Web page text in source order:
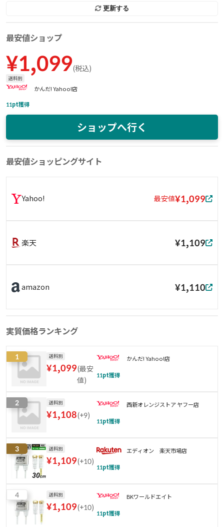
更新する
最安値ショップ
¥1,099(税込)
送料別
かんだ! Yahoo!店
11pt獲得
ショップへ行く
最安値ショッピングサイト
Yahoo! 最安値¥1,099
楽天 ¥1,109
amazon ¥1,110
実質価格ランキング
1 送料別
¥1,099(最安
値)
かんだ! Yahoo!店
11pt獲得
2 送料別
¥1,108(+9)
西新オレンジストア ヤフー店
11pt獲得
3 送料別
¥1,109(+10)
エディオン 楽天市場店
11pt獲得
4 送料別
¥1,109(+10)
BKワールドエイト
11pt獲得